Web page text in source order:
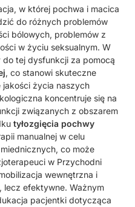
w której pochwa i macica
do różnych problemów
bólowych, problemów z
w życiu seksualnym. W
tej dysfunkcji za pomocą
, co stanowi skuteczne
życia naszych
koncentruje się na
związanych z obszarem
tyłozgięcia pochwy
manualnej w celu
co może
w Przychodni
wewnętrzna i
lecz efektywne. Ważnym
pacjentki dotycząca